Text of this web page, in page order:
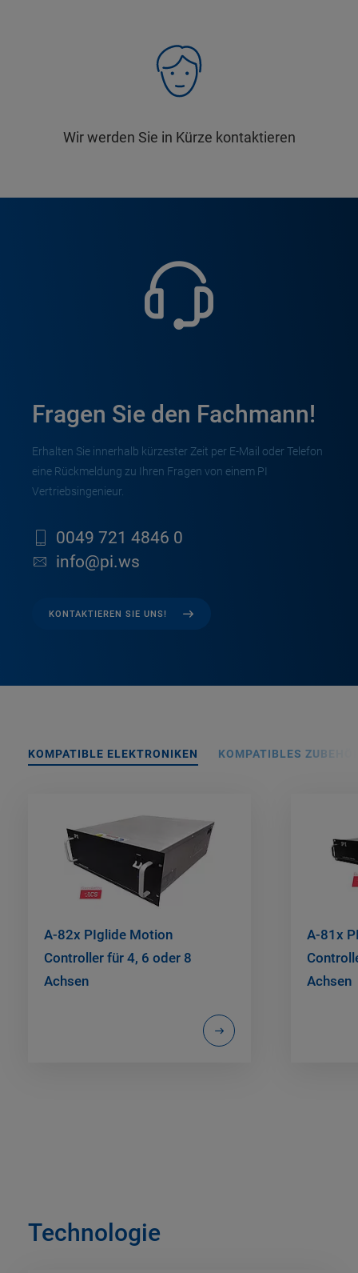
Wir werden Sie in Kürze kontaktieren
Fragen Sie den Fachmann!
Erhalten Sie innerhalb kürzester Zeit per E-Mail oder Telefon
eine Rückmeldung zu Ihren Fragen von einem PI
Vertriebsingenieur.
0049 721 4846 0
info@pi.ws
KONTAKTIEREN SIE UNS!
KOMPATIBLE ELEKTRONIKEN KOMPATIBLES
A-82x PIglide Motion
Controller für 4, 6 oder 8
Achsen
A-81x
Achsen
Technologie